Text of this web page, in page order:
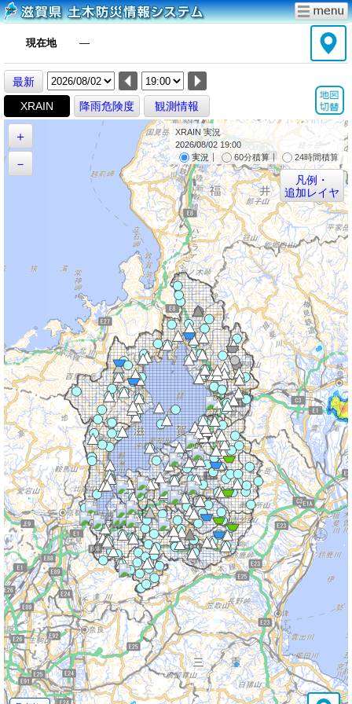
現在地 ―
最新
XRAIN
降雨危険度 観測情報
＋
－
XRAIN 実況
2026/08/02 19:00
実況 ｜ 60分積算 ｜ 24時間積算
凡例・
追加レイヤ